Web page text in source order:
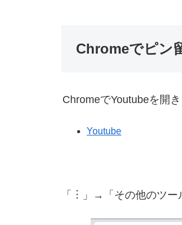
Chromeでピン
ChromeでYoutubeを開き
Youtube
「︙」→「その他のツ